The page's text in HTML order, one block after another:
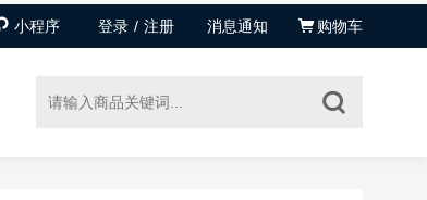
小程序 登录 / 注册 消息通知 购物车